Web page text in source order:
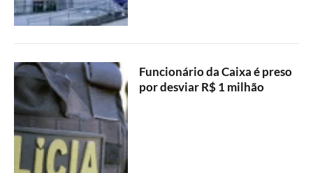
Funcionário da Caixa é preso
por desviar R$ 1 milhão